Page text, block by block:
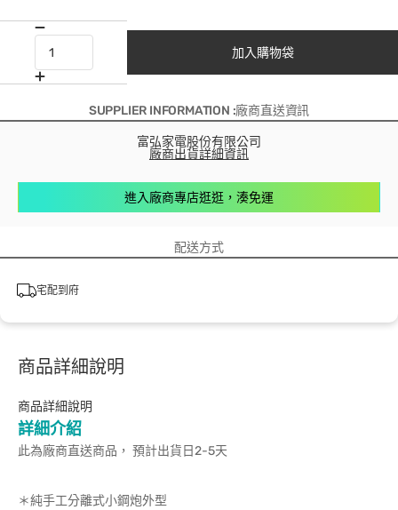
加入購物袋
SUPPLIER INFORMATION :廠商直送資訊
富弘家電股份有限公司
廠商出貨詳細資訊
進入廠商專店逛逛，湊免運
配送方式
宅配到府
商品詳細說明
商品詳細說明
詳細介紹
此為廠商直送商品， 預計出貨日2-5天
＊純手工分離式小鋼炮外型